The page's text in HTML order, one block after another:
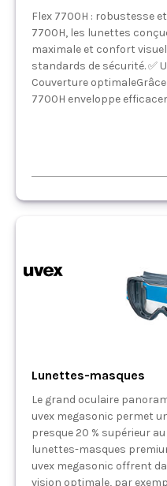
Flex 7700H : robustesse
7700H, les lunettes
maximale et confort
standards de sécurité. ✅
Couverture
7700H enveloppe
Lunettes-masques
Le grand oculaire
uvex megasonic permet
presque 20 % supérieur
lunettes-masques
uvex megasonic offrent
vision optimale, par